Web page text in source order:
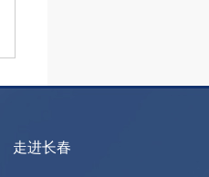
走进长春